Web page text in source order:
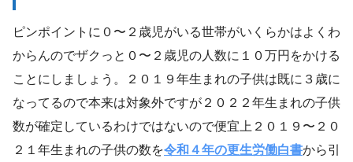
ピンポイントに０〜２歳児がいる世帯がいくらかはよくわ
からんのでザクっと０〜２歳児の人数に１０万円をかける
ことにしましょう。２０１９年生まれの子供は既に３歳に
なってるので本来は対象外ですが２０２２年生まれの子供
数が確定しているわけではないので便宜上２０１９〜２０
２１年生まれの子供の数を令和４年の更生労働白書から引